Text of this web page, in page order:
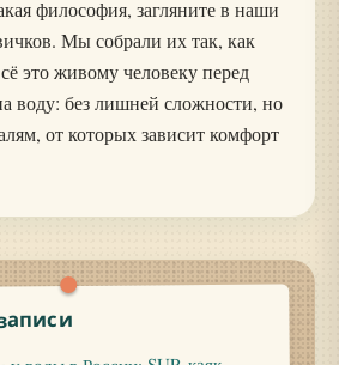
философия, загляните в наши
Мы собрали их так, как
это живому человеку перед
воду: без лишней сложности, но
от которых зависит комфорт